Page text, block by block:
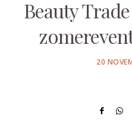
Beauty
POSTED
20